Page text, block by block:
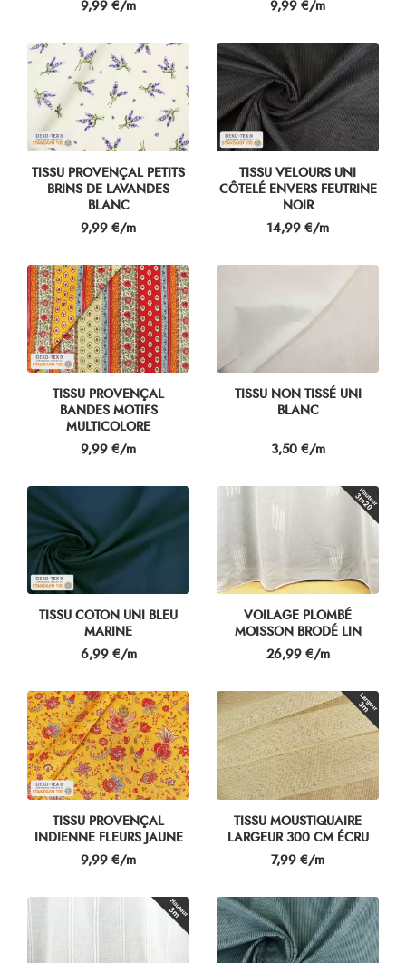
Prix
9,99 €/m Prix
9,99 €/m
TISSU PROVENÇAL PETITS
BRINS DE LAVANDES
BLANC
Prix
9,99 €/m
TISSU VELOURS UNI
CÔTELÉ ENVERS FEUTRINE
NOIR
Prix
14,99 €/m
TISSU PROVENÇAL
BANDES MOTIFS
MULTICOLORE
Prix
9,99 €/m
TISSU NON TISSÉ UNI
BLANC
Prix
3,50 €/m
TISSU COTON UNI BLEU
MARINE
Prix
6,99 €/m
VOILAGE PLOMBÉ
MOISSON BRODÉ LIN
Prix
26,99 €/m
TISSU PROVENÇAL
INDIENNE FLEURS JAUNE
Prix
9,99 €/m
TISSU MOUSTIQUAIRE
LARGEUR 300 CM ÉCRU
Prix
7,99 €/m